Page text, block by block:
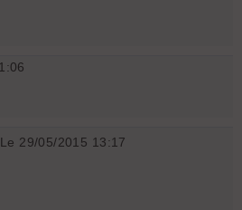
29/05/2015 13:17